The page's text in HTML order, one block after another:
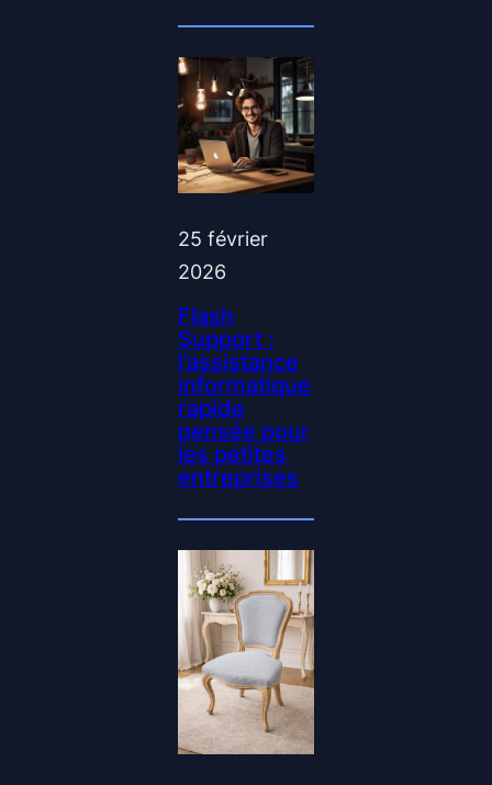
25 février
2026
Flash
Support :
l’assistance
informatique
rapide
pensée pour
les petites
entreprises